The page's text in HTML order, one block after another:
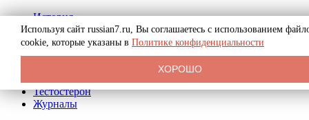
История
Биография
Криминал
Реклама на сайте
Тестостерон
Журналы
Используя сайт russian7.ru, Вы соглашаетесь с использованием
cookie, которые указаны в Политике конфиденциальности
ХОРОШО